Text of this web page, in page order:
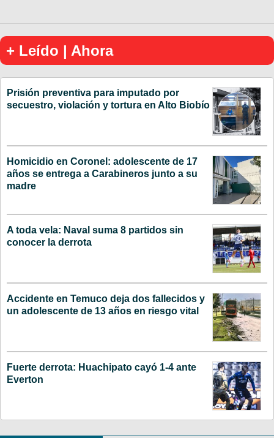
+ Leído | Ahora
Prisión preventiva para imputado por
secuestro, violación y tortura en Alto Biobío
Homicidio en Coronel: adolescente de 17
años se entrega a Carabineros junto a su
madre
A toda vela: Naval suma 8 partidos sin
conocer la derrota
Accidente en Temuco deja dos fallecidos y
un adolescente de 13 años en riesgo vital
Fuerte derrota: Huachipato cayó 1-4 ante
Everton